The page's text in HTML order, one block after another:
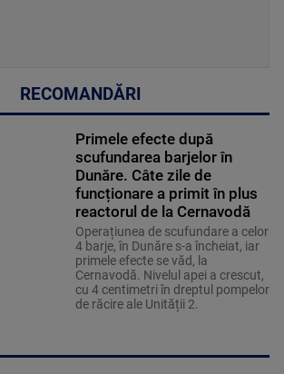
RECOMANDĂRI
Primele efecte după
scufundarea barjelor în
Dunăre. Câte zile de
funcționare a primit în plus
reactorul de la Cernavodă
Operațiunea de scufundare a celor
4 barje, în Dunăre s-a încheiat, iar
primele efecte se văd, la
Cernavodă. Nivelul apei a crescut,
cu 4 centimetri în dreptul pompelor
de răcire ale Unității 2.